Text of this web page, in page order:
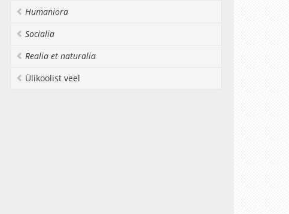
Humaniora
Socialia
Realia et naturalia
Ülikoolist veel